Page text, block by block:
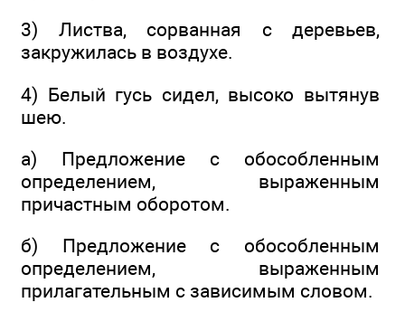
3) Листва, сорванная с деревьев,
закружилась в воздухе.
4) Белый гусь сидел, высоко вытянув
шею.
а) Предложение с обособленным
определением, выра­женным
причастным оборотом.
б) Предложение с обособленным
определением, выра­женным
прилагательным с зависимым словом.